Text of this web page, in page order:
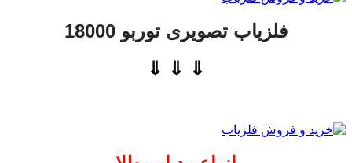
فلزیاب تصویری توربو 18000
⇓ ⇓ ⇓